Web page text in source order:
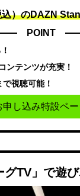
）のDAZN
POINT
ンテンツが充実！
視聴可能！
申し込み特設ペー
TV」で遊び